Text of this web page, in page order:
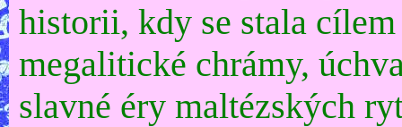
historii, kdy se stala
megalitické chrámy,
slavné éry maltézských